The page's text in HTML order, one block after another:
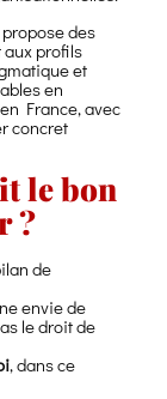
des
aux profils
et
en
France, avec
concret
le bon
?
de
envie de
le droit de
, dans ce